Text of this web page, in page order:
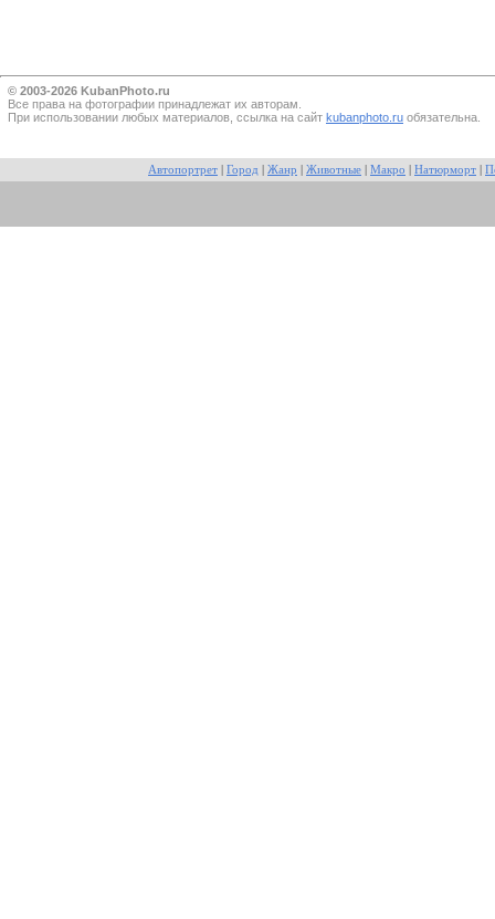
© 2003-2026 KubanPhoto.ru
Все прaва на фотографии принадлежат их авторам.
При использовании любых материалов, ссылка на сайт kubanphoto.ru обязательна.
Автопортрет Город Жанр Животные Макро Натюрморт